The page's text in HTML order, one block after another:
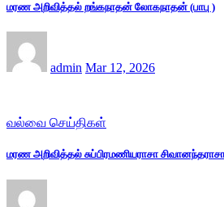
மரண அறிவித்தல் றங்கநாதன் லோகநாதன் (பாபு )
admin Mar 12, 2026
வல்வை செய்திகள்
மரண அறிவித்தல் சுப்பிரமணியராசா சிவானந்தராசா